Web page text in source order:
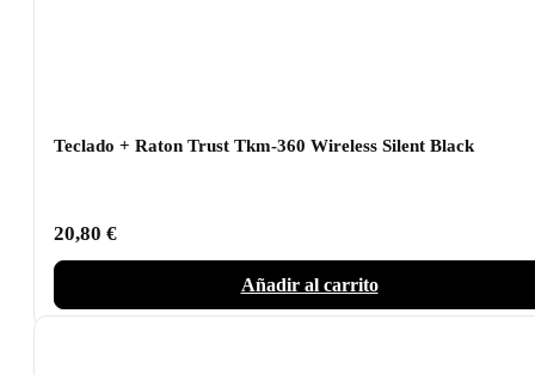
Teclado + Raton Trust Tkm-360 Wireless Silent Black
20,80 €
Añadir al carrito